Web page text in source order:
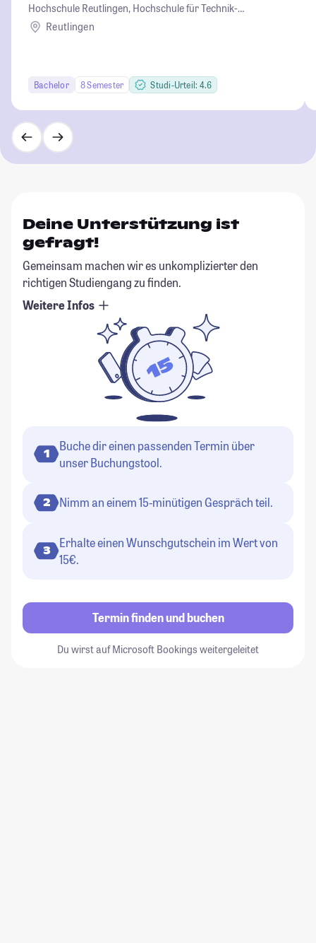
Hochschule Reutlingen, Hochschule für Technik-
Wirtschaft-Informatik-Design
Reutlingen
Bachelor 8 Semester Studi-Urteil: 4.6
Deine Unterstützung ist
gefragt!
Gemeinsam machen wir es unkomplizierter den
richtigen Studiengang zu finden.
Weitere Infos
1
Buche dir einen passenden Termin über
unser Buchungstool.
2 Nimm an einem 15-minütigen Gespräch teil.
3
Erhalte einen Wunschgutschein im Wert von
15€.
Termin finden und buchen
Du wirst auf Microsoft Bookings weitergeleitet